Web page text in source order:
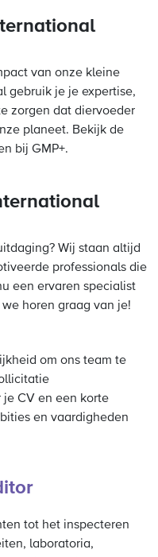
van onze kleine
gebruik je je expertise,
zorgen dat diervoeder
planeet. Bekijk de
bij GMP+.
Wij staan altijd
professionals die
een ervaren specialist
horen graag van je!
om ons team te
je CV en een korte
en vaardigheden
tot het inspecteren
laboratoria,